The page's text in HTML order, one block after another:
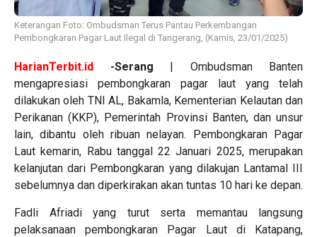
Keterangan Foto: Ombudsman Terus Pantau Perkembangan
Pembongkaran Pagar Laut Ilegal di Tangerang, (Kamis, 23/01/2025)
HarianTerbit.id -Serang | Ombudsman Banten
mengapresiasi pembongkaran pagar laut yang telah
dilakukan oleh TNI AL, Bakamla, Kementerian Kelautan dan
Perikanan (KKP), Pemerintah Provinsi Banten, dan unsur
lain, dibantu oleh ribuan nelayan. Pembongkaran Pagar
Laut kemarin, Rabu tanggal 22 Januari 2025, merupakan
kelanjutan dari Pembongkaran yang dilakujan Lantamal III
sebelumnya dan diperkirakan akan tuntas 10 hari ke depan.
Fadli Afriadi yang turut serta memantau langsung
pelaksanaan pembongkaran Pagar Laut di Katapang,